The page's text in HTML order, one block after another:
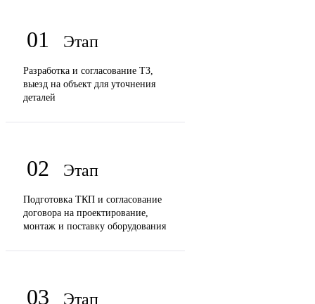
01
Разработка и согласование ТЗ,
выезд на объект для уточнения
деталей
02
Подготовка ТКП и согласование
договора на проектирование,
монтаж и поставку оборудования
03